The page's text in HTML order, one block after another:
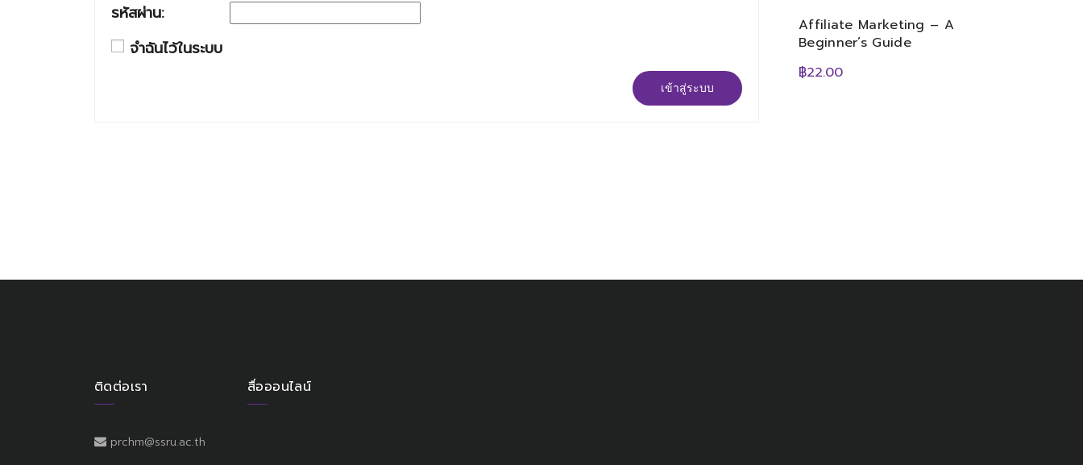
รหัสผ่าน:
จำฉันไว้ในระบบ
เข้าสู่ระบบ
Affiliate Marketing – A
Beginner’s Guide
฿22.00
ติดต่อเรา
prchm@ssru.ac.th
สื่อออนไลน์